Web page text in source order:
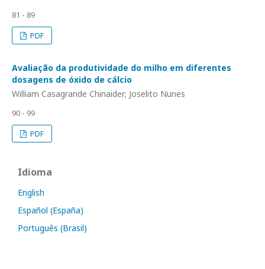
81 - 89
PDF
Avaliação da produtividade do milho em diferentes
dosagens de óxido de cálcio
William Casagrande Chinaider; Joselito Nunes
90 - 99
PDF
Idioma
English
Español (España)
Português (Brasil)